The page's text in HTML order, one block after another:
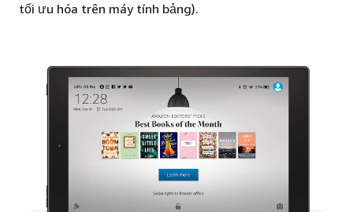
tối ưu hóa trên máy tính bảng).